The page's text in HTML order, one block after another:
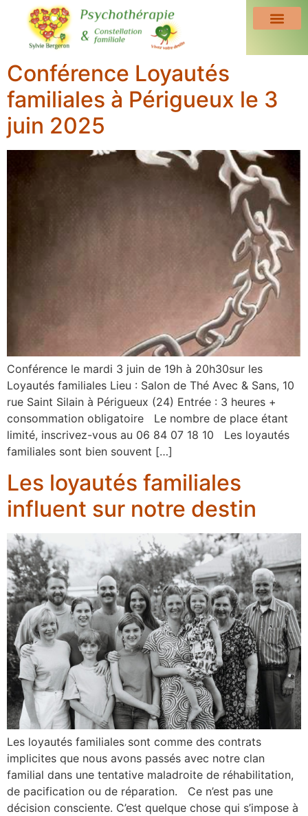
Conférence Loyautés
familiales à Périgueux le 3
juin 2025
Conférence le mardi 3 juin de 19h à 20h30sur les
Loyautés familiales Lieu : Salon de Thé Avec & Sans, 10
rue Saint Silain à Périgueux (24) Entrée : 3 heures +
consommation obligatoire Le nombre de place étant
limité, inscrivez-vous au 06 84 07 18 10 Les loyautés
familiales sont bien souvent […]
Les loyautés familiales
influent sur notre destin
Les loyautés familiales sont comme des contrats
implicites que nous avons passés avec notre clan
familial dans une tentative maladroite de réhabilitation,
de pacification ou de réparation. Ce n’est pas une
décision consciente. C’est quelque chose qui s’impose à